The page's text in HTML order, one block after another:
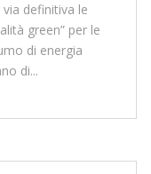
definitiva le
green” per le
di energia
di...